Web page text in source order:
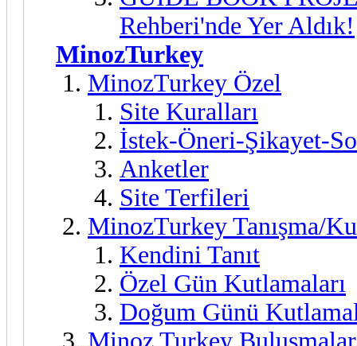
Rehberi'nde Yer Aldık!
MinozTurkey
MinozTurkey Özel
Site Kuralları
İstek-Öneri-Şikayet-
Anketler
Site Terfileri
MinozTurkey Tanışma/
Kendini Tanıt
Özel Gün Kutlamaları
Doğum Günü